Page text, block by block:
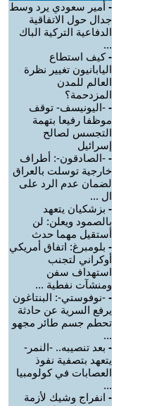
- أمير سعودي يرد وسط
جدال حول الاتفاقية
الدفاعية التركية الباك
...
-كيف استطاع
اليابانيون تغيير نظرة
العالم للمدن
المزدحمة؟
- -اليونيسف- توقف
موظفا رفيعا بتهمة
التجسس لصالح
إسرائيل
- -الصادقون-: أطراف
خارجية توسلت بالعراق
لضمان عدم الرد على
ال ...
- بزشكيان يتعهد
بالصمود ويعلن: لن
أستقيل مهما حدث
- بلومبرغ: اتفاق أمريكي
أوكراني لتجنب
استهداف سفن
ومنشآت نفطية ...
- -نوفوستي-: البنتاغون
يرفع السرية عن حادثة
تحطم جسم طائر مجهو
...
- بعد تنصيبه.. -النمر-
يتعهد بتصفية نفوذ
العصابات في كولومبيا
...
- انفراج وشيك لأزمة